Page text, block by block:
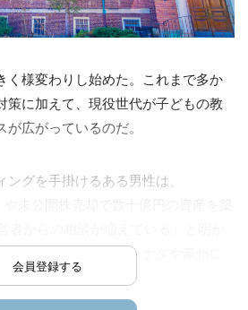
会員登録する
く様変わりし始めた。これまで多か
策に加えて、現役世代が子どもの教
広がっているのだ。
グを手掛けるある男性は、
や未公開株売却で数十億円の資産を築
み、教育環境の良いカナダや豪州に
も人気だ。